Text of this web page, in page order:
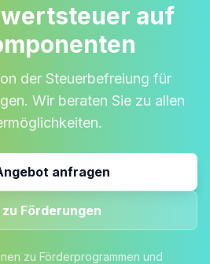
auf
der Steuerbefreiung für
Wir beraten Sie zu allen
anfragen
Förderungen
zu Förderprogrammen und